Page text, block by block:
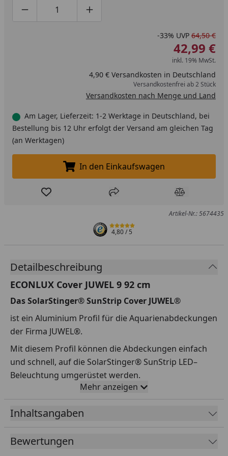
Produktmenge um eins verringern
Produktmenge manuell eingeben
Produktmenge um eins erhöhen
-33% UVP 64,50 €
42,99 €
inkl. 19% MwSt.
4,90 € Versandkosten in Deutschland
Versandkostenfrei ab 2 Stück
Versandkosten nach Menge und Land
Am Lager, Lieferzeit: 1-2 Werktage in Deutschland, bei
Bestellung bis 12 Uhr erfolgt der Versand am gleichen Tag
(an Werktagen)
In den Einkaufswagen legen
In den Einkaufswagen
Produkt zur Wunschliste hinzufügen
Teilen Produkt
Artikel-Nr.: 5674435
4,80/ 5
Detailbeschreibung
ECONLUX Cover JUWEL 9 92 cm
Das SolarStinger® SunStrip Cover JUWEL®
ist ein Aluminium Profil für die Aquarienabdeckungen
der Firma JUWEL®.
Mit diesem Profil können die Abdeckungen einfach
und schnell, auf die SolarStinger® SunStrip LED–
Beleuchtung umgerüstet werden.
Dazu wird die original Einbauleuchte der Abdeckung
entnommen und gegen das passende SunStrip Cover
ausgetauscht.
nebeneinander befestigt werden. Es ist auch möglich,
Mehr anzeigen
Inhaltsangaben
Bewertungen